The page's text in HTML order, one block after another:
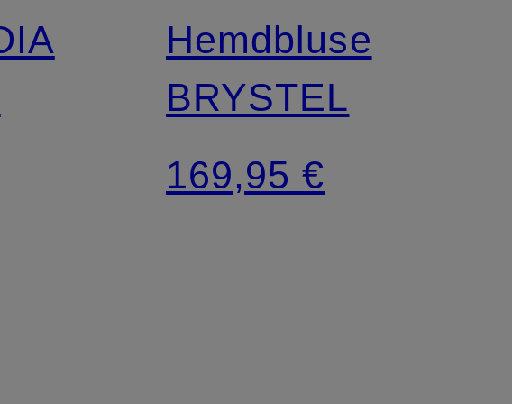
Hemdbluse
BRYSTEL
169,95 €